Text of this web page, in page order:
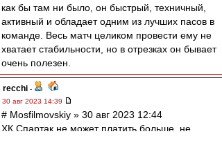
как бы там ни было, он быстрый, техничный,
активный и обладает одним из лучших пасов в
команде. Весь матч целиком провести ему не
хватает стабильности, но в отрезках он бывает
очень полезен.
recchi -
30 авг 2023 14:39
# Mosfilmovskiy » 30 авг 2023 12:44
ХК Спартак не может платить больше, не